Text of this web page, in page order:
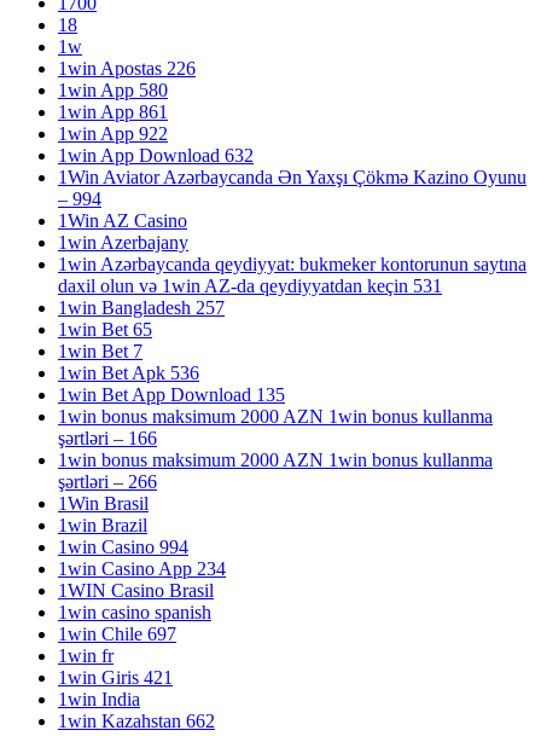
18
1w
1win Apostas 226
1win App 580
1win App 861
1win App 922
1win App Download 632
1Win Aviator Azərbaycanda Ən Yaxşı Çökmə Kazino Oyunu
– 994
1Win AZ Casino
1win Azerbajany
1win Azərbaycanda qeydiyyat: bukmeker kontorunun saytına
daxil olun və 1win AZ-da qeydiyyatdan keçin 531
1win Bangladesh 257
1win Bet 65
1win Bet 7
1win Bet Apk 536
1win Bet App Download 135
1win bonus maksimum 2000 AZN 1win bonus kullanma
şərtləri – 166
1win bonus maksimum 2000 AZN 1win bonus kullanma
şərtləri – 266
1Win Brasil
1win Brazil
1win Casino 994
1win Casino App 234
1WIN Casino Brasil
1win casino spanish
1win Chile 697
1win fr
1win Giris 421
1win India
1win Kazahstan 662